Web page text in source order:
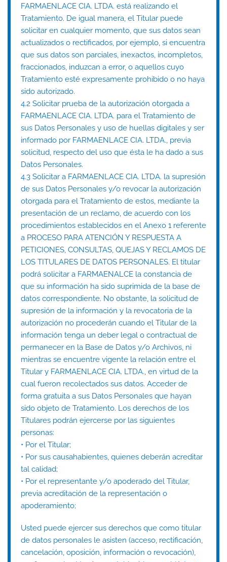
FARMAENLACE CIA. LTDA. está realizando el
Tratamiento. De igual manera, el Titular puede
solicitar en cualquier momento, que sus datos sean
actualizados o rectificados, por ejemplo, si encuentra
que sus datos son parciales, inexactos, incompletos,
fraccionados, induzcan a error, o aquellos cuyo
Tratamiento esté expresamente prohibido o no haya
sido autorizado.
4.2 Solicitar prueba de la autorización otorgada a
FARMAENLACE CIA. LTDA. para el Tratamiento de
sus Datos Personales y uso de huellas digitales y ser
informado por FARMAENLACE CIA. LTDA., previa
solicitud, respecto del uso que ésta le ha dado a sus
Datos Personales.
4.3 Solicitar a FARMAENLACE CIA. LTDA. la supresión
de sus Datos Personales y/o revocar la autorización
otorgada para el Tratamiento de estos, mediante la
presentación de un reclamo, de acuerdo con los
procedimientos establecidos en el Anexo 1 referente
a PROCESO PARA ATENCIÓN Y RESPUESTA A
PETICIONES, CONSULTAS, QUEJAS Y RECLAMOS DE
LOS TITULARES DE DATOS PERSONALES. El titular
podrá solicitar a FARMAENALCE la constancia de
que su información ha sido suprimida de la base de
datos correspondiente. No obstante, la solicitud de
supresión de la información y la revocatoria de la
autorización no procederán cuando el Titular de la
información tenga un deber legal o contractual de
permanecer en la Base de Datos y/o Archivos, ni
mientras se encuentre vigente la relación entre el
Titular y FARMAENLACE CIA. LTDA., en virtud de la
cual fueron recolectados sus datos. Acceder de
forma gratuita a sus Datos Personales que hayan
sido objeto de Tratamiento. Los derechos de los
Titulares podrán ejercerse por las siguientes
personas:
• Por el Titular;
• Por sus causahabientes, quienes deberán acreditar
tal calidad;
• Por el representante y/o apoderado del Titular,
previa acreditación de la representación o
apoderamiento;
Usted puede ejercer sus derechos que como titular
de datos personales le asisten (acceso, rectificación,
cancelación, oposición, información o revocación),